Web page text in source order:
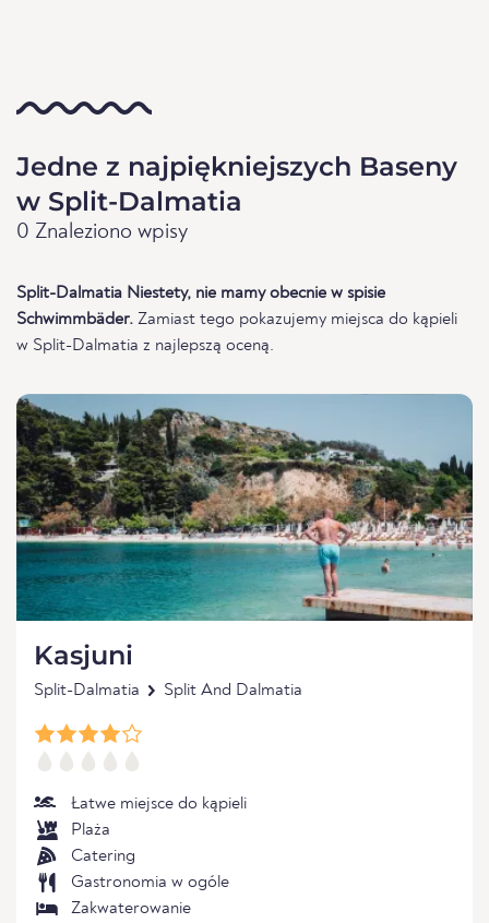
Jedne z najpiękniejszych Baseny
w Split-Dalmatia
0 Znaleziono wpisy
Split-Dalmatia Niestety, nie mamy obecnie w spisie
Schwimmbäder. Zamiast tego pokazujemy miejsca do kąpieli
w Split-Dalmatia z najlepszą oceną.
Kasjuni
Split-Dalmatia Split And Dalmatia
Łatwe miejsce do kąpieli
Plaża
Catering
Gastronomia w ogóle
Zakwaterowanie